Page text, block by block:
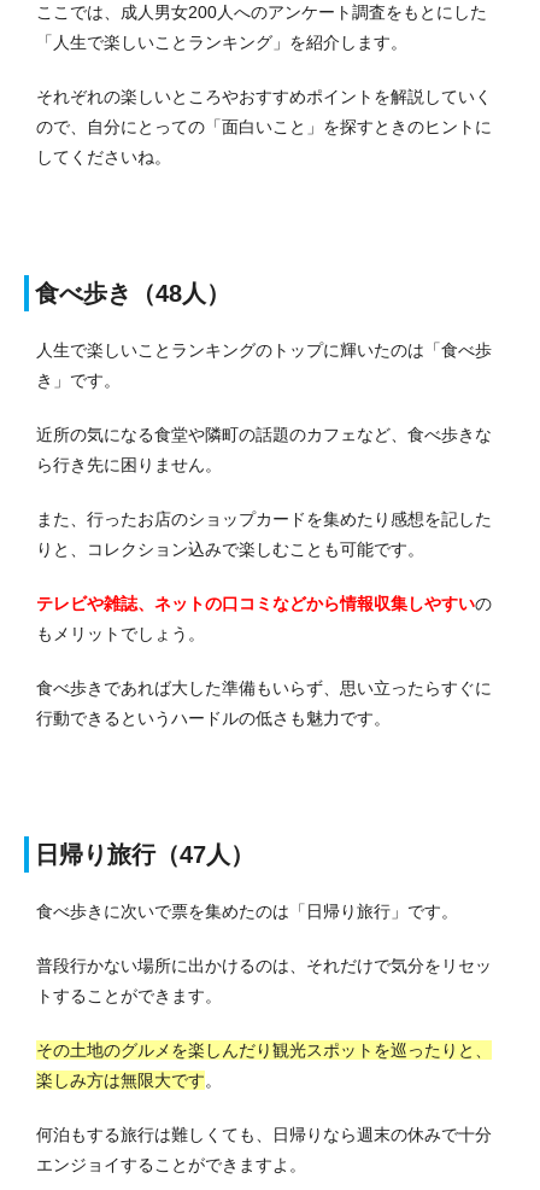
ここでは、成人男女200人へのアンケート調査をもとにした
「人生で楽しいことランキング」を紹介します。
それぞれの楽しいところやおすすめポイントを解説していく
ので、自分にとっての「面白いこと」を探すときのヒントに
してくださいね。
食べ歩き（48人）
人生で楽しいことランキングのトップに輝いたのは「食べ歩
き」です。
近所の気になる食堂や隣町の話題のカフェなど、食べ歩きな
ら行き先に困りません。
また、行ったお店のショップカードを集めたり感想を記した
りと、コレクション込みで楽しむことも可能です。
テレビや雑誌、ネットの口コミなどから情報収集しやすいの
もメリットでしょう。
食べ歩きであれば大した準備もいらず、思い立ったらすぐに
行動できるというハードルの低さも魅力です。
日帰り旅行（47人）
食べ歩きに次いで票を集めたのは「日帰り旅行」です。
普段行かない場所に出かけるのは、それだけで気分をリセッ
トすることができます。
その土地のグルメを楽しんだり観光スポットを巡ったりと、
楽しみ方は無限大です。
何泊もする旅行は難しくても、日帰りなら週末の休みで十分
エンジョイすることができますよ。